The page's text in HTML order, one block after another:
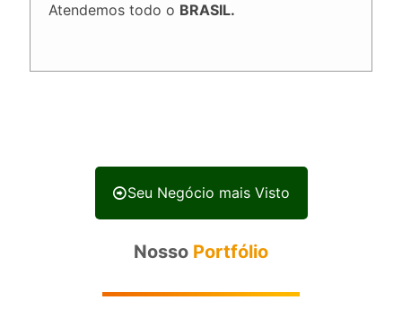
Atendemos todo o BRASIL.
Seu Negócio mais Visto
Nosso Portfólio